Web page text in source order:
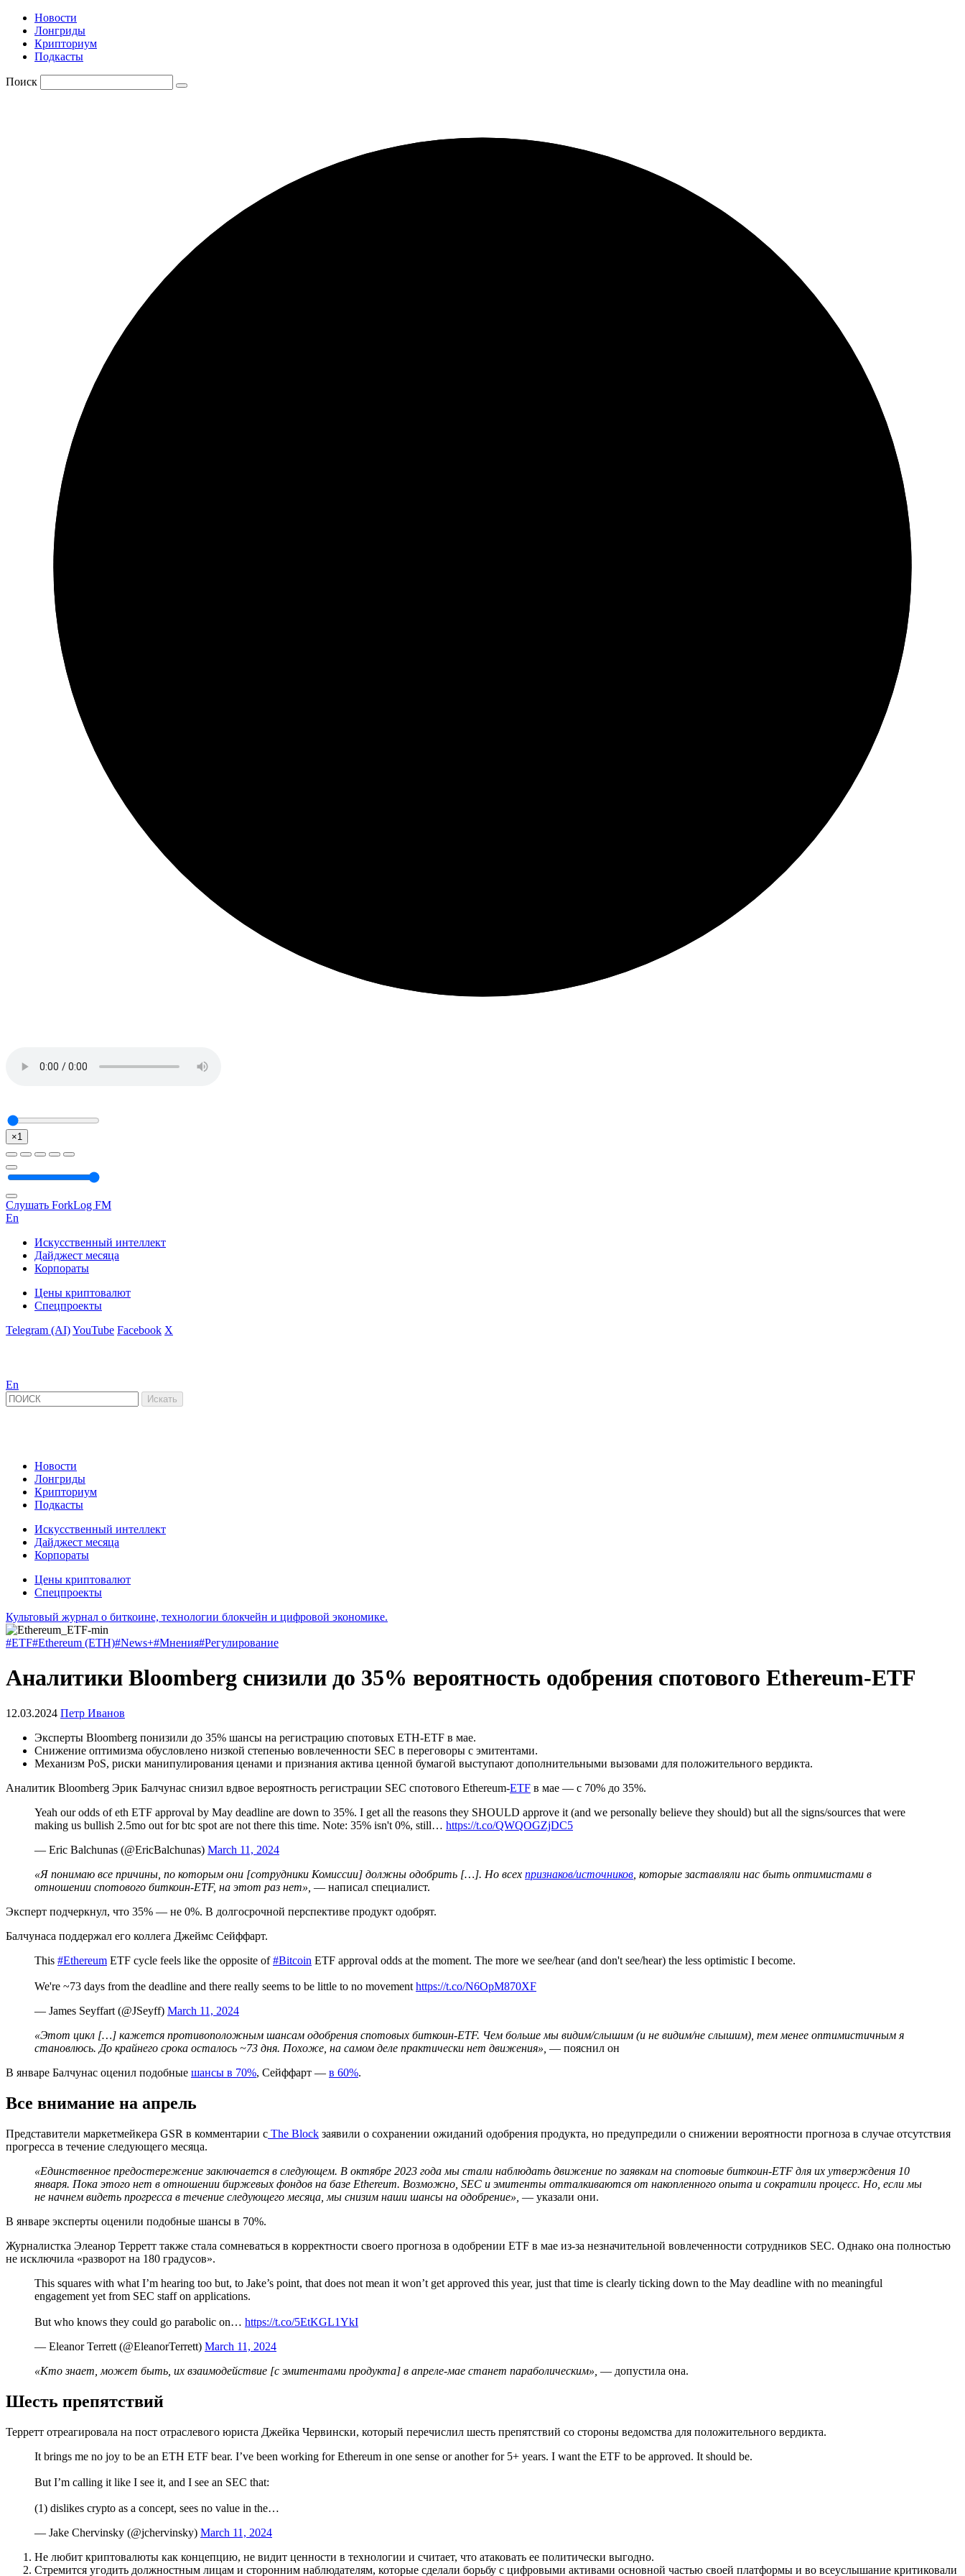
Новости
Лонгриды
Крипториум
Подкасты
Поиск
×1
Слушать ForkLog FM
En
Искусственный интеллект
Дайджест месяца
Корпораты
Цены криптовалют
Спецпроекты
Telegram (AI)YouTube Facebook X
En
Новости
Лонгриды
Крипториум
Подкасты
Искусственный интеллект
Дайджест месяца
Корпораты
Цены криптовалют
Спецпроекты
Культовый журнал о биткоине, технологии блокчейн и цифровой экономике.
#ETF#Ethereum (ETH)#News+#Мнения#Регулирование
Аналитики Bloomberg снизили до 35% вероятность одобрения спотового Ethereum-ETF
12.03.2024 Петр Иванов
Эксперты Bloomberg понизили до 35% шансы на регистрацию спотовых ETH-ETF в мае.
Снижение оптимизма обусловлено низкой степенью вовлеченности SEC в переговоры с эмитентами.
Механизм PoS, риски манипулирования ценами и признания актива ценной бумагой выступают дополнительными вызовами для положительного вердикта.
Аналитик Bloomberg Эрик Балчунас снизил вдвое вероятность регистрации SEC спотового Ethereum-ETF в мае — с 70% до 35%.
Yeah our odds of eth ETF approval by May deadline are down to 35%. I get all the reasons they SHOULD approve it (and we personally believe they should) but all the signs/sources that were
making us bullish 2.5mo out for btc spot are not there this time. Note: 35% isn't 0%, still… https://t.co/QWQOGZjDC5
— Eric Balchunas (@EricBalchunas) March 11, 2024
«Я понимаю все причины, по которым они [сотрудники Комиссии] должны одобрить […]. Но всех признаков/источников , которые заставляли нас быть оптимистами в
отношении спотового биткоин-ETF, на этот раз нет», — написал специалист.
Эксперт подчеркнул, что 35% — не 0%. В долгосрочной перспективе продукт одобрят.
Балчунаса поддержал его коллега Джеймс Сейффарт.
This #Ethereum ETF cycle feels like the opposite of#Bitcoin ETF approval odds at the moment. The more we see/hear (and don't see/hear) the less optimistic I become.
We're ~73 days from the deadline and there really seems to be little to no movement https://t.co/N6OpM870XF
— James Seyffart (@JSeyff) March 11, 2024
«Этот цикл […] кажется противоположным шансам одобрения спотовых биткоин-ETF. Чем больше мы видим/слышим (и не видим/не слышим), тем менее оптимистичным я
становлюсь. До крайнего срока осталось ~73 дня. Похоже, на самом деле практически нет движения», — пояснил он
В январе Балчунас оценил подобные шансы в 70%, Сейффарт — в 60%.
Все внимание на апрель
Представители маркетмейкера GSR в комментарии с The Block заявили о сохранении ожиданий одобрения продукта, но предупредили о снижении вероятности прогноза в случае отсутствия
прогресса в течение следующего месяца.
«Единственное предостережение заключается в следующем. В октябре 2023 года мы стали наблюдать движение по заявкам на спотовые биткоин-ETF для их утверждения 10
января. Пока этого нет в отношении биржевых фондов на базе Ethereum. Возможно, SEC и эмитенты отталкиваются от накопленного опыта и сократили процесс. Но, если мы
не начнем видеть прогресса в течение следующего месяца, мы снизим наши шансы на одобрение», — указали они.
В январе эксперты оценили подобные шансы в 70%.
Журналистка Элеанор Терретт также стала сомневаться в корректности своего прогноза в одобрении ETF в мае из-за незначительной вовлеченности сотрудников SEC. Однако она полностью
не исключила «разворот на 180 градусов».
This squares with what I’m hearing too but, to Jake’s point, that does not mean it won’t get approved this year, just that time is clearly ticking down to the May deadline with no meaningful
engagement yet from SEC staff on applications.
But who knows they could go parabolic on… https://t.co/5EtKGL1YkI
— Eleanor Terrett (@EleanorTerrett) March 11, 2024
«Кто знает, может быть, их взаимодействие [с эмитентами продукта] в апреле-мае станет параболическим», — допустила она.
Шесть препятствий
Терретт отреагировала на пост отраслевого юриста Джейка Червински, который перечислил шесть препятствий со стороны ведомства для положительного вердикта.
It brings me no joy to be an ETH ETF bear. I’ve been working for Ethereum in one sense or another for 5+ years. I want the ETF to be approved. It should be.
But I’m calling it like I see it, and I see an SEC that:
(1) dislikes crypto as a concept, sees no value in the…
— Jake Chervinsky (@jchervinsky) March 11, 2024
Не любит криптовалюты как концепцию, не видит ценности в технологии и считает, что атаковать ее политически выгодно.
Стремится угодить должностным лицам и сторонним наблюдателям, которые сделали борьбу с цифровыми активами основной частью своей платформы и во всеуслышание критиковали